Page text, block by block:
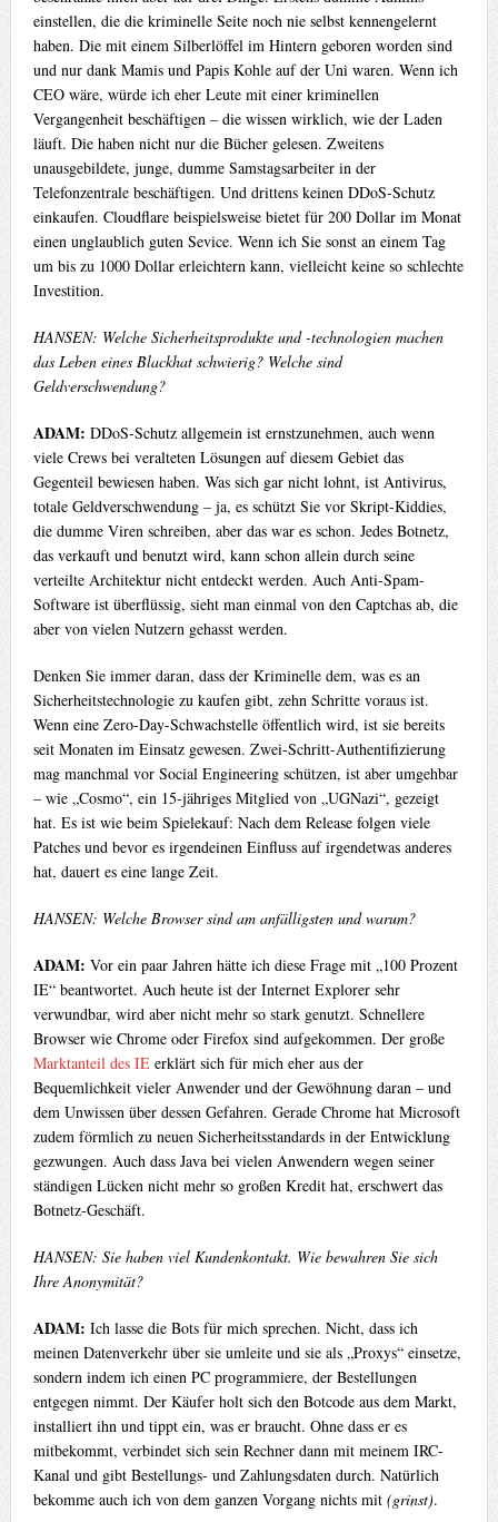
einstellen, die die kriminelle Seite noch nie selbst kennengelernt
haben. Die mit einem Silberlöffel im Hintern geboren worden sind
und nur dank Mamis und Papis Kohle auf der Uni waren. Wenn ich
CEO wäre, würde ich eher Leute mit einer kriminellen
Vergangenheit beschäftigen – die wissen wirklich, wie der Laden
läuft. Die haben nicht nur die Bücher gelesen. Zweitens
unausgebildete, junge, dumme Samstagsarbeiter in der
Telefonzentrale beschäftigen. Und drittens keinen DDoS-Schutz
einkaufen. Cloudflare beispielsweise bietet für 200 Dollar im Monat
einen unglaublich guten Sevice. Wenn ich Sie sonst an einem Tag
um bis zu 1000 Dollar erleichtern kann, vielleicht keine so schlechte
Investition.
HANSEN: Welche Sicherheitsprodukte und -technologien machen
das Leben eines Blackhat schwierig? Welche sind
Geldverschwendung?
ADAM: DDoS-Schutz allgemein ist ernstzunehmen, auch wenn
viele Crews bei veralteten Lösungen auf diesem Gebiet das
Gegenteil bewiesen haben. Was sich gar nicht lohnt, ist Antivirus,
totale Geldverschwendung – ja, es schützt Sie vor Skript-Kiddies,
die dumme Viren schreiben, aber das war es schon. Jedes Botnetz,
das verkauft und benutzt wird, kann schon allein durch seine
verteilte Architektur nicht entdeckt werden. Auch Anti-Spam-
Software ist überflüssig, sieht man einmal von den Captchas ab, die
aber von vielen Nutzern gehasst werden.
Denken Sie immer daran, dass der Kriminelle dem, was es an
Sicherheitstechnologie zu kaufen gibt, zehn Schritte voraus ist.
Wenn eine Zero-Day-Schwachstelle öffentlich wird, ist sie bereits
seit Monaten im Einsatz gewesen. Zwei-Schritt-Authentifizierung
mag manchmal vor Social Engineering schützen, ist aber umgehbar
– wie „Cosmo“, ein 15-jähriges Mitglied von „UGNazi“, gezeigt
hat. Es ist wie beim Spielekauf: Nach dem Release folgen viele
Patches und bevor es irgendeinen Einfluss auf irgendetwas anderes
hat, dauert es eine lange Zeit.
HANSEN: Welche Browser sind am anfälligsten und warum?
ADAM: Vor ein paar Jahren hätte ich diese Frage mit „100 Prozent
IE“ beantwortet. Auch heute ist der Internet Explorer sehr
verwundbar, wird aber nicht mehr so stark genutzt. Schnellere
Browser wie Chrome oder Firefox sind aufgekommen. Der große
Marktanteil des IEerklärt sich für mich eher aus der
Bequemlichkeit vieler Anwender und der Gewöhnung daran – und
dem Unwissen über dessen Gefahren. Gerade Chrome hat Microsoft
zudem förmlich zu neuen Sicherheitsstandards in der Entwicklung
gezwungen. Auch dass Java bei vielen Anwendern wegen seiner
ständigen Lücken nicht mehr so großen Kredit hat, erschwert das
Botnetz-Geschäft.
HANSEN: Sie haben viel Kundenkontakt. Wie bewahren Sie sich
Ihre Anonymität?
ADAM: Ich lasse die Bots für mich sprechen. Nicht, dass ich
meinen Datenverkehr über sie umleite und sie als „Proxys“ einsetze,
sondern indem ich einen PC programmiere, der Bestellungen
entgegen nimmt. Der Käufer holt sich den Botcode aus dem Markt,
installiert ihn und tippt ein, was er braucht. Ohne dass er es
mitbekommt, verbindet sich sein Rechner dann mit meinem IRC-
Kanal und gibt Bestellungs- und Zahlungsdaten durch. Natürlich
bekomme auch ich von dem ganzen Vorgang nichts mit (grinst).